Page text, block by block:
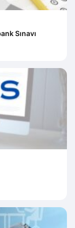
Sınavı